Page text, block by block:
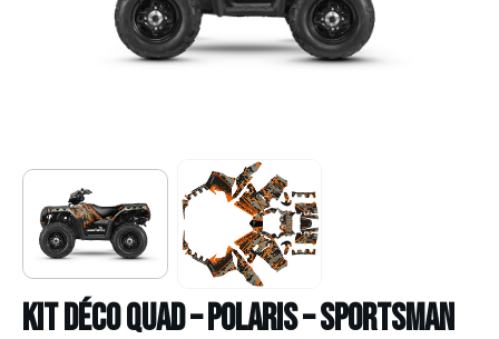
Kit déco Quad – POLARIS – SPORTSMAN